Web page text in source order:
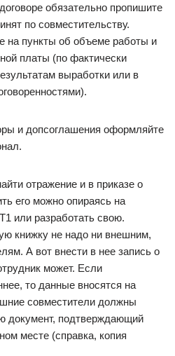
обязательно пропишите
по совместительству.
на пункты об объеме работы и
платы (по фактически
выработки или в
и допсоглашения оформляйте
отражение и в приказе о
его можно опираясь на
или разработать свою.
книжку не надо ни внешним,
А вот внести в нее запись о
может. Если
то данные вносятся на
совместители должны
документ, подтверждающий
месте (справка, копия